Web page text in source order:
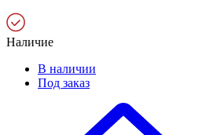
Наличие
В наличии
Под заказ